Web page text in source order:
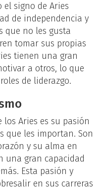
el signo de Aries
de independencia y
que no les gusta
tomar sus propias
tienen una gran
a otros, lo que
de liderazgo.
Aries es su pasión
que les importan. Son
y su alma en
una gran capacidad
Esta pasión y
en sus carreras